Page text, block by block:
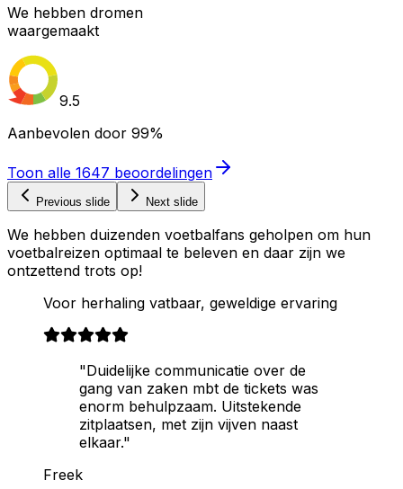
We hebben dromen
waargemaakt
9.5
Aanbevolen door 99%
Toon alle 1647 beoordelingen
Previous slide Next slide
We hebben duizenden voetbalfans geholpen om hun
voetbalreizen optimaal te beleven en daar zijn we
ontzettend trots op!
Voor herhaling vatbaar, geweldige ervaring
"Duidelijke communicatie over de
gang van zaken mbt de tickets was
enorm behulpzaam. Uitstekende
zitplaatsen, met zijn vijven naast
elkaar."
Freek